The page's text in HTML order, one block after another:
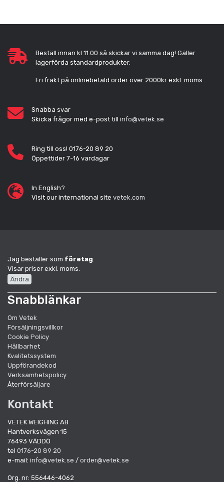
Beställ innan kl 11.00 så skickar vi samma dag! Gäller
lagerförda standardprodukter.
Fri frakt på onlinebetald order över 2000kr exkl. moms.
Snabba svar
Skicka frågor med e-post till info@vetek.se
Ring till oss! 0176-20 89 20
Öppettider 7-16 vardagar
In English?
Visit our international site vetek.com
Jag beställer som företag.
Visar priser exkl. moms.
Ändra
Snabblänkar
Om Vetek
Försäljningsvillkor
Cookie Policy
Hållbarhet
Kvalitetssystem
Uppförandekod
Verksamhetspolicy
Återförsäljare
Kontakt
VETEK WEIGHING AB
Hantverksvägen 15
76493 VÄDDÖ
tel 0176-20 89 20
e-mail: info@vetek.se / order@vetek.se
Org. nr: 556446-4062